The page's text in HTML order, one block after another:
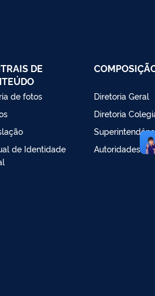
DE
de fotos
de Identidade
Diretoria Geral
Diretoria
Autoridades